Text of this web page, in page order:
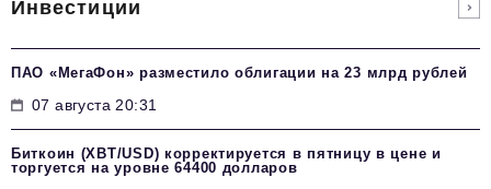
Инвестиции
ПАО «МегаФон» разместило облигации на 23 млрд рублей
07 августа 20:31
Биткоин (XBT/USD) корректируется в пятницу в цене и
торгуется на уровне 64400 долларов